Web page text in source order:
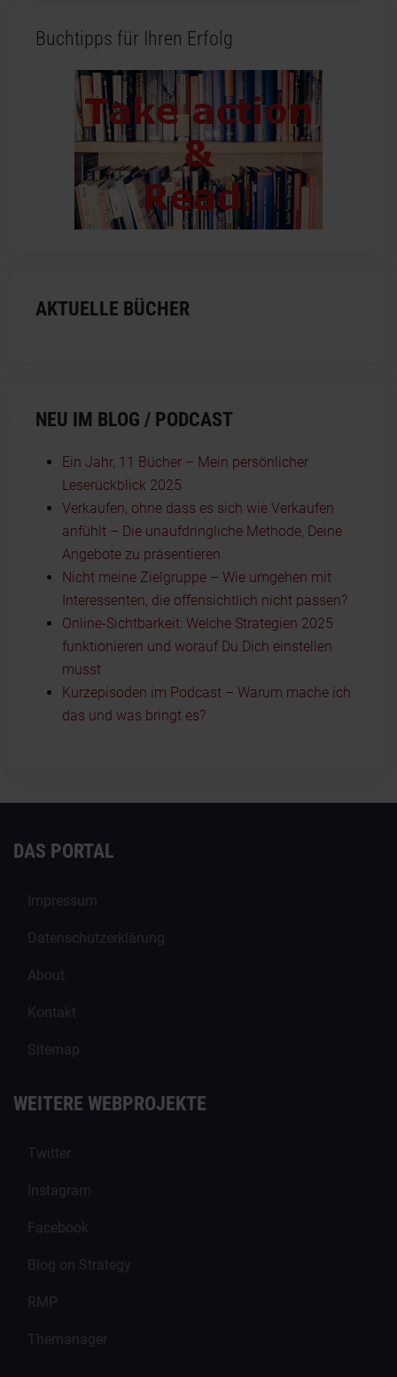
Buchtipps für Ihren Erfolg
AKTUELLE BÜCHER
NEU IM BLOG / PODCAST
Ein Jahr, 11 Bücher – Mein persönlicher
Leserückblick 2025
Verkaufen, ohne dass es sich wie Verkaufen
anfühlt – Die unaufdringliche Methode, Deine
Angebote zu präsentieren
Nicht meine Zielgruppe – Wie umgehen mit
Interessenten, die offensichtlich nicht passen?
Online-Sichtbarkeit: Welche Strategien 2025
funktionieren und worauf Du Dich einstellen
musst
Kurzepisoden im Podcast – Warum mache ich
das und was bringt es?
DAS PORTAL
Impressum
Datenschutzerklärung
About
Kontakt
Sitemap
WEITERE WEBPROJEKTE
Twitter
Instagram
Facebook
Blog on Strategy
RMP
Themanager